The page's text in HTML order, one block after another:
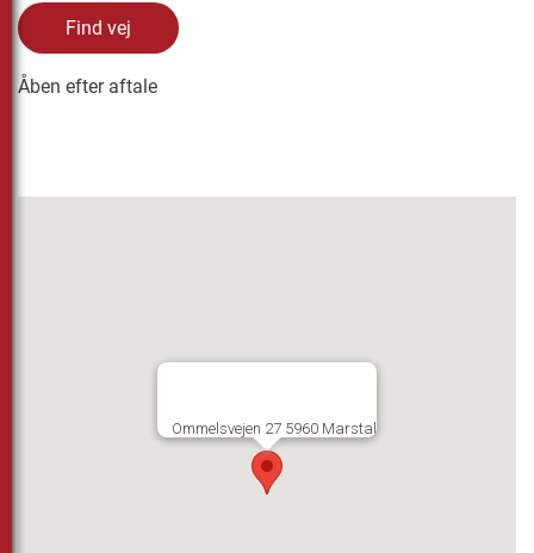
Find vej
Åben efter aftale
Ommelsvejen 27 5960 Marstal